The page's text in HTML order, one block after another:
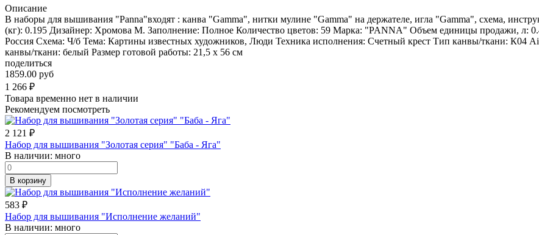
Описание
В наборы для вышивания "Panna"входят : канва "Gamma", нитки мулине "Gamma" на держателе, игла "Gamma", схема,
(кг): 0.195 Дизайнер: Хромова М. Заполнение: Полное Количество цветов: 59 Марка: "PANNA" Объем единицы продажи,
Россия Схема: Ч/б Тема: Картины известных художников, Люди Техника исполнения: Счетный крест Тип канвы/ткани: К04
канвы/ткани: белый Размер готовой работы: 21,5 x 56 см
поделиться
1859.00 руб
1 266 ₽
Товара временно нет в наличии
Рекомендуем посмотреть
2 121 ₽
Набор для вышивания "Золотая серия" "Баба - Яга"
В наличии: много
В корзину
583 ₽
Набор для вышивания "Исполнение желаний"
В наличии: много